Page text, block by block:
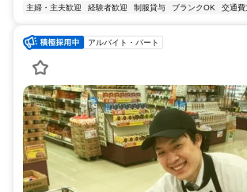
主婦・主夫歓迎 経験者歓迎 制服貸与 ブランクOK 交通費
アルバイト・パート